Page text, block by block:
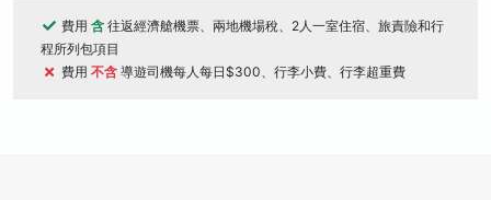
費用 含 往返經濟艙機票、兩地機場稅、2人一室住宿、旅責險和行
程所列包項目
費用 不含 導遊司機每人每日$300、行李小費、行李超重費